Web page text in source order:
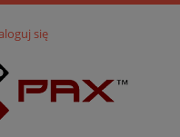
się